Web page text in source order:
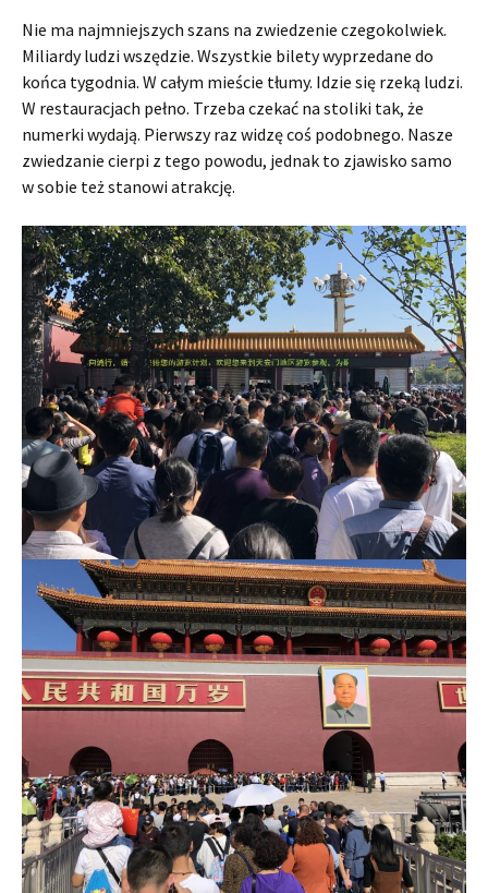
Nie ma najmniejszych szans na zwiedzenie czegokolwiek.
Miliardy ludzi wszędzie. Wszystkie bilety wyprzedane do
końca tygodnia. W całym mieście tłumy. Idzie się rzeką ludzi.
W restauracjach pełno. Trzeba czekać na stoliki tak, że
numerki wydają. Pierwszy raz widzę coś podobnego. Nasze
zwiedzanie cierpi z tego powodu, jednak to zjawisko samo
w sobie też stanowi atrakcję.